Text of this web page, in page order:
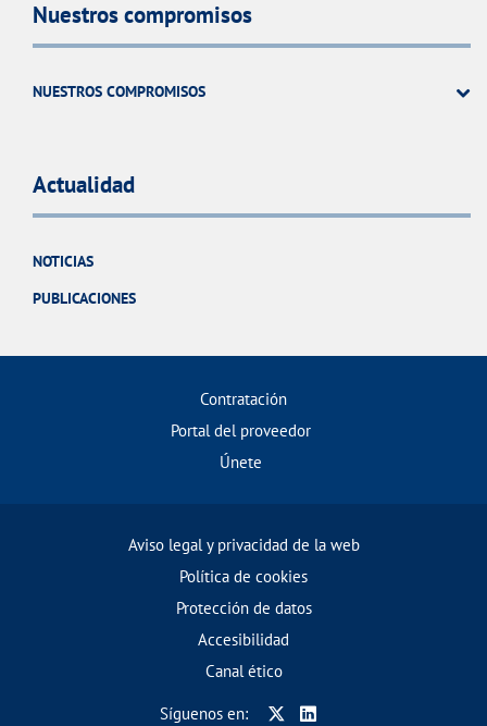
Nuestros compromisos
NUESTROS COMPROMISOS
Actualidad
NOTICIAS
PUBLICACIONES
Contratación
Portal del proveedor
Únete
Aviso legal y privacidad de la web
Política de cookies
Protección de datos
Accesibilidad
Canal ético
Síguenos en: